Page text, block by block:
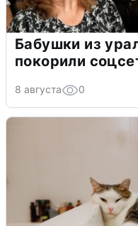
Бабушки из
покорили
8 августа 0